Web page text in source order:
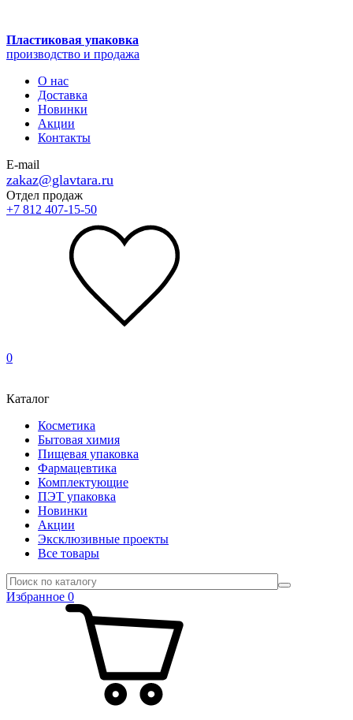
Пластиковая упаковка
производство и продажа
О нас
Доставка
Новинки
Акции
Контакты
E-mail
zakaz@glavtara.ru
Отдел продаж
+7 812 407-15-50
0
Каталог
Косметика
Бытовая химия
Пищевая упаковка
Фармацевтика
Комплектующие
ПЭТ упаковка
Новинки
Акции
Эксклюзивные проекты
Все товары
Избранное 0